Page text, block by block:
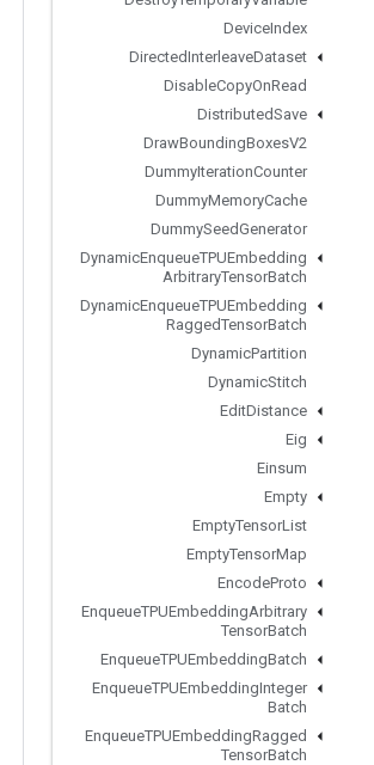
DeviceIndex
DirectedInterleaveDataset
DisableCopyOnRead
DistributedSave
DrawBoundingBoxesV2
DummyIterationCounter
DummyMemoryCache
DummySeedGenerator
DynamicEnqueueTPUEmbedding
ArbitraryTensorBatch
DynamicEnqueueTPUEmbedding
RaggedTensorBatch
DynamicPartition
DynamicStitch
EditDistance
Eig
Einsum
Empty
EmptyTensorList
EmptyTensorMap
EncodeProto
EnqueueTPUEmbeddingArbitrary
TensorBatch
EnqueueTPUEmbeddingBatch
EnqueueTPUEmbeddingInteger
Batch
EnqueueTPUEmbeddingRagged
TensorBatch